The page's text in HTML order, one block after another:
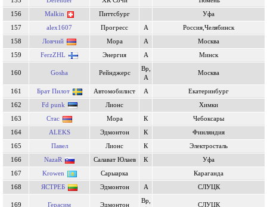
156
Malkin Питтсбург
Уфа
157
alex1607 Прогресс А
Россия,Челябинск
158
Ловчий Мора А
Москва
159
FerzZHL Энергия А Минск
160 Gosha Рейнджерс
Вр,
А
Москва
161 Брат Пилот Автомобилист А
Екатеринбург
162
Fd punk Лионс
Химки
163
Стас Мора К
Чебоксары
164
ALEKS Эдмонтон К
Финляндия
165
Павел Лионс К
Электросталь
166
NazaR Салават Юлаев К
Уфа
167
Krowen Сарыарка
Караганда
168
ЯСТРЕБ Эдмонтон А СЛУЦК
169 Герасим Эдмонтон
Вр,
СЛУЦК